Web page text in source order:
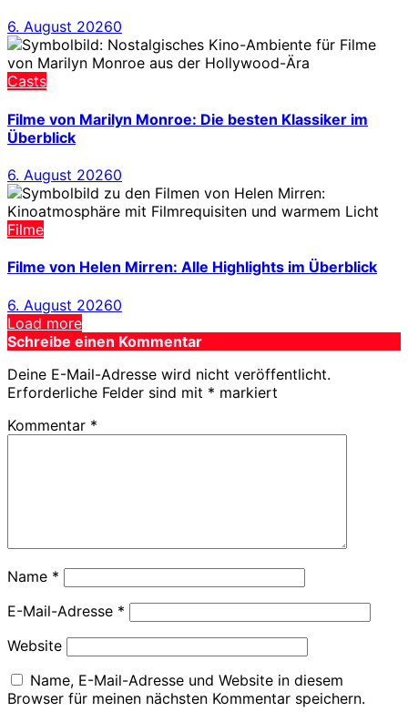
6. August 20260
Casts
Filme von Marilyn Monroe: Die besten Klassiker im
Überblick
6. August 20260
Filme
Filme von Helen Mirren: Alle Highlights im Überblick
6. August 20260
Load more
Schreibe einen Kommentar
Deine E-Mail-Adresse wird nicht veröffentlicht.
Erforderliche Felder sind mit * markiert
Kommentar *
Name *
E-Mail-Adresse *
Website
Name, E-Mail-Adresse und Website in diesem
Browser für meinen nächsten Kommentar speichern.